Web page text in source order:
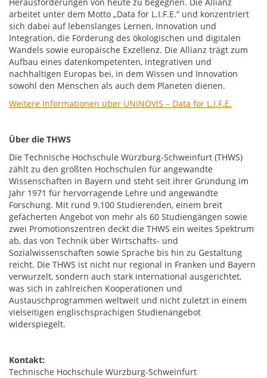
arbeitet unter dem Motto „Data for L.I.F.E.“ und konzentriert
sich dabei auf lebenslanges Lernen, Innovation und
Integration, die Förderung des ökologischen und digitalen
Wandels sowie europäische Exzellenz. Die Allianz trägt zum
Aufbau eines datenkompetenten, integrativen und
nachhaltigen Europas bei, in dem Wissen und Innovation
sowohl den Menschen als auch dem Planeten dienen.
Weitere Informationen über UNINOVIS – Data for L.I.F.E.
Über die THWS
Die Technische Hochschule Würzburg-Schweinfurt (THWS)
zählt zu den größten Hochschulen für angewandte
Wissenschaften in Bayern und steht seit ihrer Gründung im
Jahr 1971 für hervorragende Lehre und angewandte
Forschung. Mit rund 9.100 Studierenden, einem breit
gefächerten Angebot von mehr als 60 Studiengängen sowie
zwei Promotionszentren deckt die THWS ein weites Spektrum
ab, das von Technik über Wirtschafts- und
Sozialwissenschaften sowie Sprache bis hin zu Gestaltung
reicht. Die THWS ist nicht nur regional in Franken und Bayern
verwurzelt, sondern auch stark international ausgerichtet,
was sich in zahlreichen Kooperationen und
Austauschprogrammen weltweit und nicht zuletzt in einem
vielseitigen englischsprachigen Studienangebot
widerspiegelt.
Kontakt:
Technische Hochschule Würzburg-Schweinfurt